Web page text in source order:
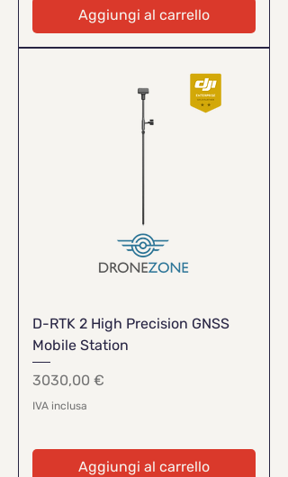
Aggiungi al carrello
D-RTK 2 High Precision GNSS
Mobile Station
Prezzo
3030,00 €
IVA inclusa
Aggiungi al carrello